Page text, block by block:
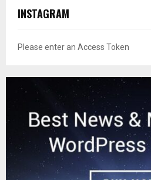
INSTAGRAM
Please enter an Access Token